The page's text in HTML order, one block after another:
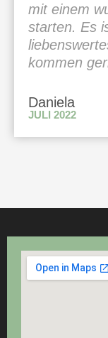
mit einem
starten. Es
kommen
Daniela
JULI 2022